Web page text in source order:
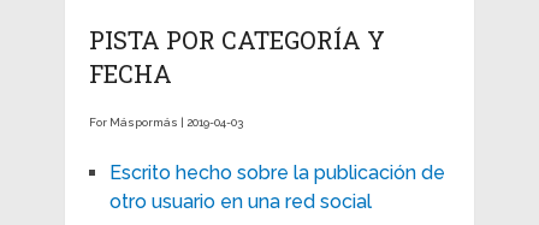
PISTA POR CATEGORÍA Y
FECHA
For Máspormás | 2019-04-03
Escrito hecho sobre la publicación de
otro usuario en una red social